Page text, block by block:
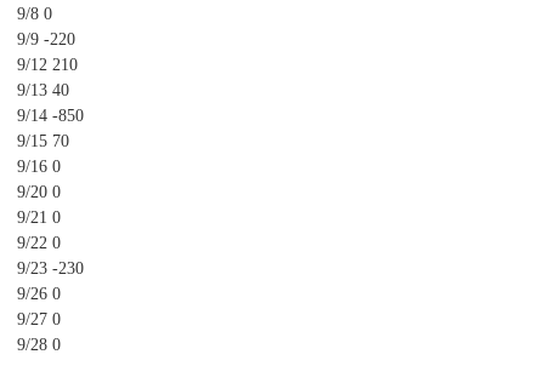
9/8 0
9/9 -220
9/12 210
9/13 40
9/14 -850
9/15 70
9/16 0
9/20 0
9/21 0
9/22 0
9/23 -230
9/26 0
9/27 0
9/28 0